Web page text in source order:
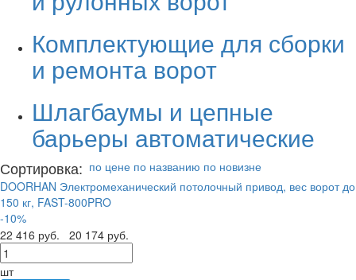
Комплектующие для сборки
и ремонта ворот
Шлагбаумы и цепные
барьеры автоматические
Сортировка: по цене по названию по новизне
DOORHAN Электромеханический потолочный привод, вес ворот до
150 кг, FAST-800PRO
-10%
22 416 руб.
20 174 руб.
шт